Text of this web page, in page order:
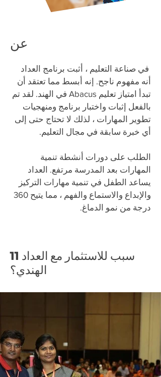
عن
في صناعة التعليم ، أثبت برنامج العداد
أنه مفهوم ناجح. إنه أبسط مما تعتقد أن
تبدأ امتياز تعليم Abacus في الهند. لقد تم
بالفعل إثبات واختبار برنامج ومنهجيات
تطوير المهارات ، لذلك لا تحتاج حتى إلى
أي خبرة سابقة في مجال التعليم.
الطلب على دورات أنشطة تنمية
المهارات بعد المدرسة مرتفع. العداد
يساعد الطفل في تنمية مهارات التركيز
والإبداع والاستماع والفهم ، مما يتيح 360
درجة من نمو الدماغ.
11 سبب للاستثمار مع العداد
الهندي؟